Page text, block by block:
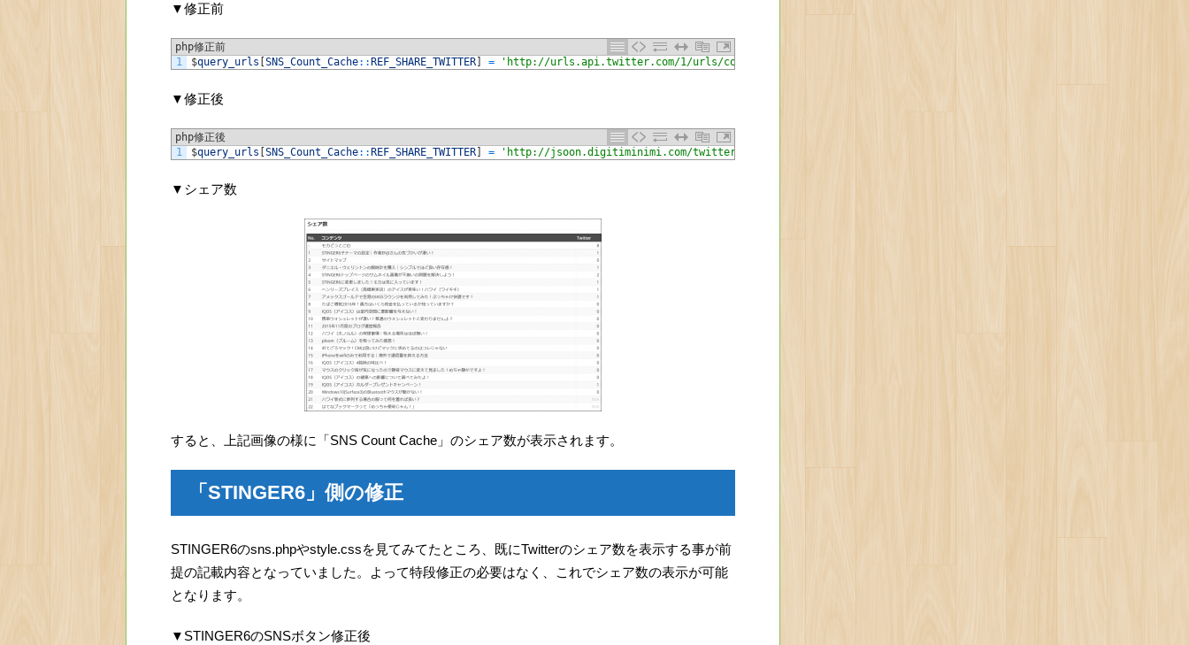
▼修正前
php修正前
1
$query_urls SNS_Count_Cache:: REF_SHARE_TWITTER = 'http://urls.api.twitter.com/1/urls/count.json?url='
▼修正後
php修正後
1
$query_urls SNS_Count_Cache:: REF_SHARE_TWITTER = 'http://jsoon.digitiminimi.com/twitter/count.json?url='
▼シェア数
すると、上記画像の様に「SNS Count Cache」のシェア数が表示されます。
「STINGER6」側の修正
STINGER6のsns.phpやstyle.cssを見てみてたところ、既にTwitterのシェア数を表示する事が前
提の記載内容となっていました。よって特段修正の必要はなく、これでシェア数の表示が可能
となります。
▼STINGER6のSNSボタン修正後